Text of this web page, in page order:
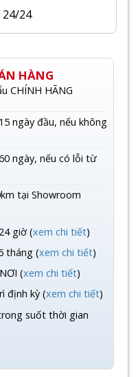
24
HÀNG
CHÍNH HÃNG
ngày đầu, nếu không
ngày, nếu có lỗi từ
tại Showroom
giờ (xem chi tiết)
tháng (xem chi tiết)
(xem chi tiết)
định kỳ (xem chi tiết)
suốt thời gian